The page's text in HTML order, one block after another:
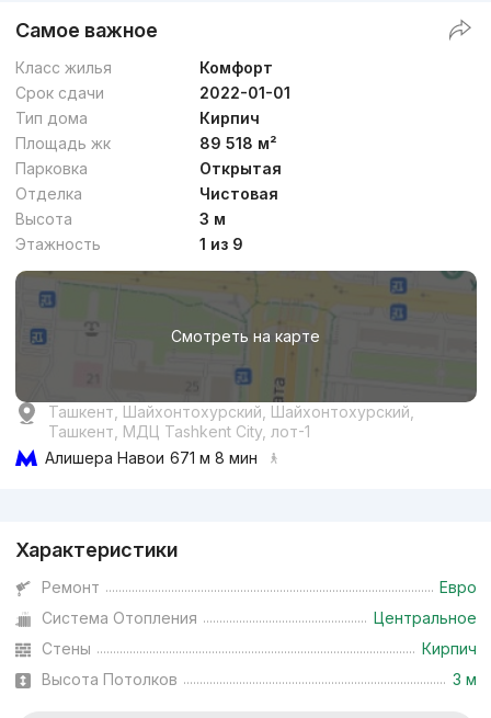
Самое важное
Класс жилья
Комфорт
Срок сдачи
2022-01-01
Тип дома
Кирпич
Площадь жк
89 518 м²
Парковка
Открытая
Отделка
Чистовая
Высота
3 м
Этажность
1 из 9
Смотреть на карте
Ташкент, Шайхонтохурский, Шайхонтохурский,
Ташкент, МДЦ Tashkent City, лот-1
Алишера Навои 671 м 8 мин
Характеристики
Ремонт
Евро
Система Отопления
Центральное
Стены
Кирпич
Высота Потолков
3 м